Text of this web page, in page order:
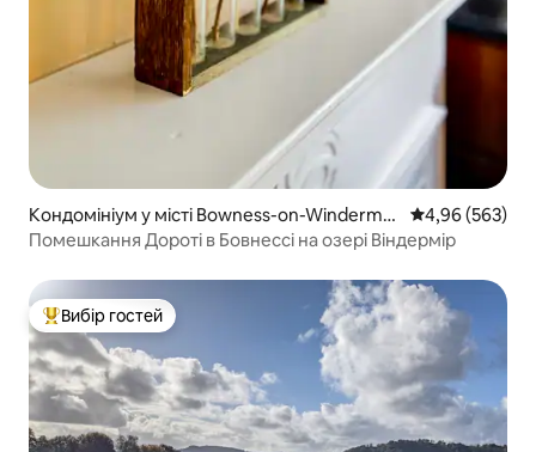
Кондомініум у місті Bowness-on-Winderme
re
Середня
4,96 (563)
Помешкання Дороті в Бовнессі на озері Віндермір
Топ вибір гостей
Вибір гостей